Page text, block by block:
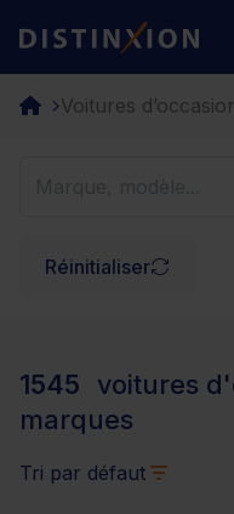
Voitures
Réinitialiser
1545
voitures
marques
Tri par défaut